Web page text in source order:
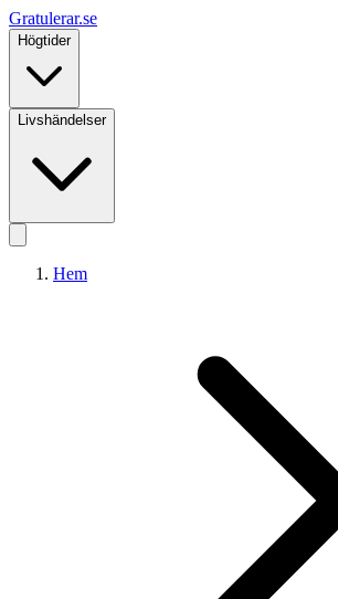
Gratulerar.se
Högtider
Livshändelser
Hem